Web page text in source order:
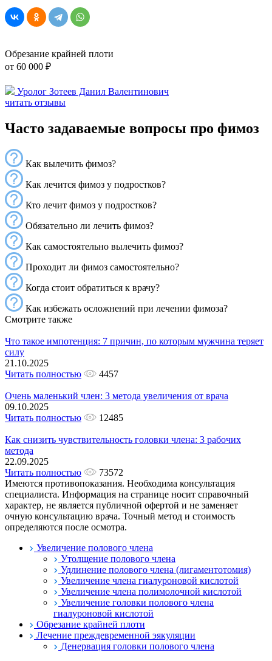
Обрезание крайней плоти
от 60 000 ₽
Уролог Зотеев Данил Валентинович
читать отзывы
Часто задаваемые вопросы про фимоз
Как вылечить фимоз?
Как лечится фимоз у подростков?
Кто лечит фимоз у подростков?
Обязательно ли лечить фимоз?
Как самостоятельно вылечить фимоз?
Проходит ли фимоз самостоятельно?
Когда стоит обратиться к врачу?
Как избежать осложнений при лечении фимоза?
Смотрите также
Что такое импотенция: 7 причин, по которым мужчина теряет
силу
21.10.2025
Читать полностью
4457
Очень маленький член: 3 метода увеличения от врача
09.10.2025
Читать полностью
12485
Как снизить чувствительность головки члена: 3 рабочих
метода
22.09.2025
Читать полностью
73572
Имеются противопоказания. Необходима консультация
специалиста. Информация на странице носит справочный
характер, не является публичной офертой и не заменяет
очную консультацию врача. Точный метод и стоимость
определяются после осмотра.
Увеличение полового члена
Утолщение полового члена
Удлинение полового члена (лигаментотомия)
Увеличение члена гиалуроновой кислотой
Увеличение члена полимолочной кислотой
Увеличение головки полового члена
гиалуроновой кислотой
Обрезание крайней плоти
Лечение преждевременной эякуляции
Денервация головки полового члена